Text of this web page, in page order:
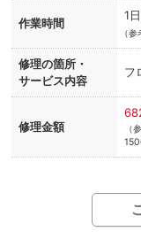
作業時間
1日
（参
修理の箇所・
サービス内容
フ
修理金額
（